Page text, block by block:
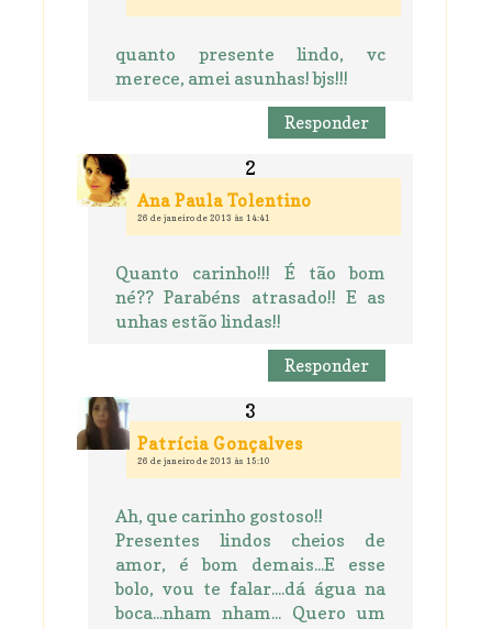
quanto presente lindo, vc
merece, amei asunhas! bjs!!!
Responder
Ana Paula Tolentino
26 de janeiro de 2013 às 14:41
Quanto carinho!!! É tão bom
né?? Parabéns atrasado!! E as
unhas estão lindas!!
Responder
Patrícia Gonçalves
26 de janeiro de 2013 às 15:10
Ah, que carinho gostoso!!
Presentes lindos cheios de
amor, é bom demais...E esse
bolo, vou te falar....dá água na
boca...nham nham... Quero um